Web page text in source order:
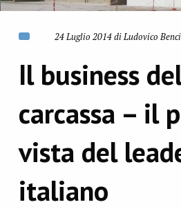
24 Luglio 2014 di Ludovico
Il business
carcassa – il
vista del
italiano